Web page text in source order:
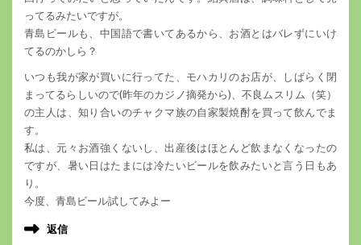
ってるみたいですが。
青島ビールも、中国語で書いてあるから、お酒とはバレずにいけ
てるのかしら？
いつも我が家が買いに行ってた、モハカリのお店が、しばらく閉
まってるらしいので(昨年のカジノ摘発から)、不良ムスリム（笑）
の主人は、知り合いのチャクマ族の自家製焼酎を買って飲んでま
す。
私は、元々お酒強くないし、出産後はほとんど飲まなくなったの
ですが、暑い日はたまには冷たいビールを飲みたいと言う日もあ
り。
今度、青島ビール試してみよー
返信